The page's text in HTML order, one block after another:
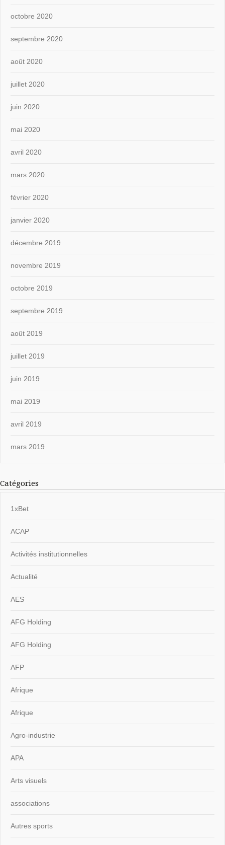
octobre 2020
septembre 2020
août 2020
juillet 2020
juin 2020
mai 2020
avril 2020
mars 2020
février 2020
janvier 2020
décembre 2019
novembre 2019
octobre 2019
septembre 2019
août 2019
juillet 2019
juin 2019
mai 2019
avril 2019
mars 2019
Catégories
1xBet
ACAP
Activités institutionnelles
Actualité
AES
AFG Holding
AFG Holding
AFP
Afrique
Afrique
Agro-industrie
APA
Arts visuels
associations
Autres sports